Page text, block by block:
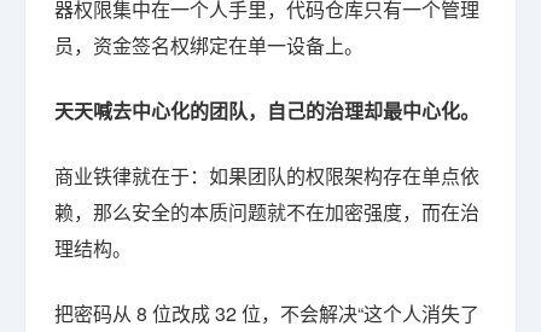
器权限集中在一个人手里，代码仓库只有一个管理
员，资金签名权绑定在单一设备上。
天天喊去中心化的团队，自己的治理却最中心化。
商业铁律就在于：如果团队的权限架构存在单点依
赖，那么安全的本质问题就不在加密强度，而在治
理结构。
把密码从 8 位改成 32 位，不会解决“这个人消失了